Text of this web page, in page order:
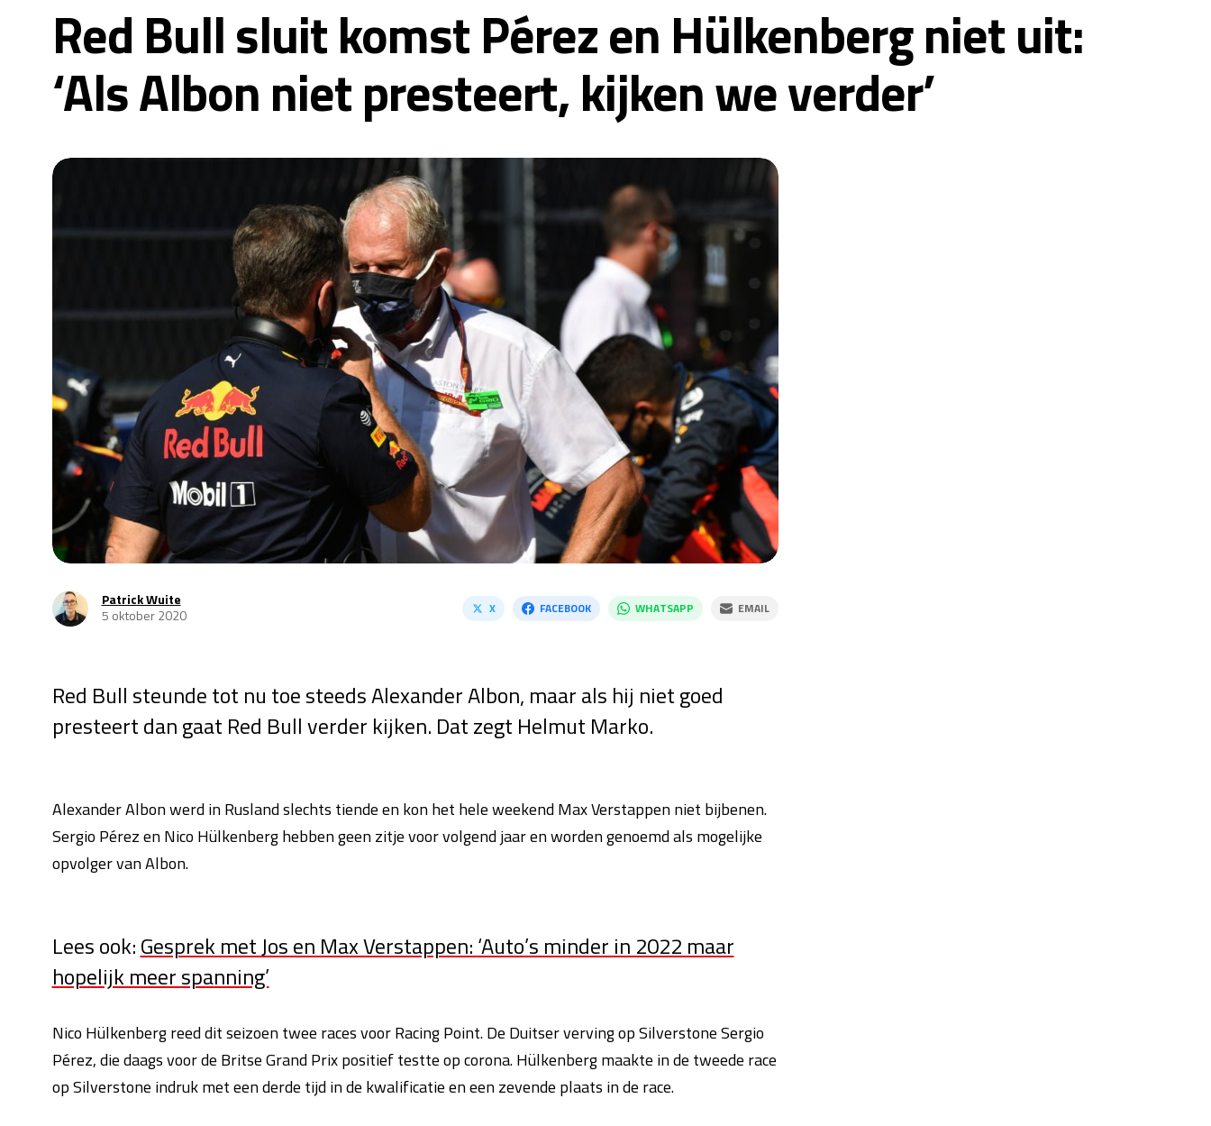
Red Bull sluit komst Pérez en Hülkenberg niet uit:
‘Als Albon niet presteert, kijken we verder’
Patrick Wuite
5 oktober 2020
X FACEBOOK WHATSAPP EMAIL
Red Bull steunde tot nu toe steeds Alexander Albon, maar als hij niet goed
presteert dan gaat Red Bull verder kijken. Dat zegt Helmut Marko.
Alexander Albon werd in Rusland slechts tiende en kon het hele weekend Max Verstappen niet bijbenen.
Sergio Pérez en Nico Hülkenberg hebben geen zitje voor volgend jaar en worden genoemd als mogelijke
opvolger van Albon.
Lees ook:Gesprek met Jos en Max Verstappen: ‘Auto’s minder in 2022 maar
hopelijk meer spanning’
Nico Hülkenberg reed dit seizoen twee races voor Racing Point. De Duitser verving op Silverstone Sergio
Pérez, die daags voor de Britse Grand Prix positief testte op corona. Hülkenberg maakte in de tweede race
op Silverstone indruk met een derde tijd in de kwalificatie en een zevende plaats in de race.